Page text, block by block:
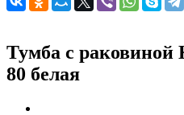
Тумба с
80 белая